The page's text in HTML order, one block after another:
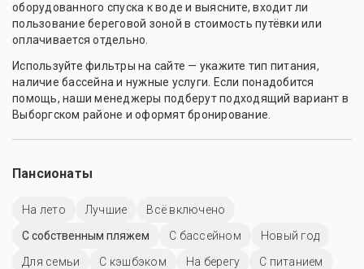
оборудованного спуска к воде и выясните, входит ли
пользование береговой зоной в стоимость путёвки или
оплачивается отдельно.
Используйте фильтры на сайте — укажите тип питания,
наличие бассейна и нужные услуги. Если понадобится
помощь, наши менеджеры подберут подходящий вариант в
Выборгском районе и оформят бронирование.
Пансионаты
На лето Лучшие
Всё включено
С собственным пляжем
C бассейном
Новый год
Для семьи
С кэшбэком На берегу
С питанием